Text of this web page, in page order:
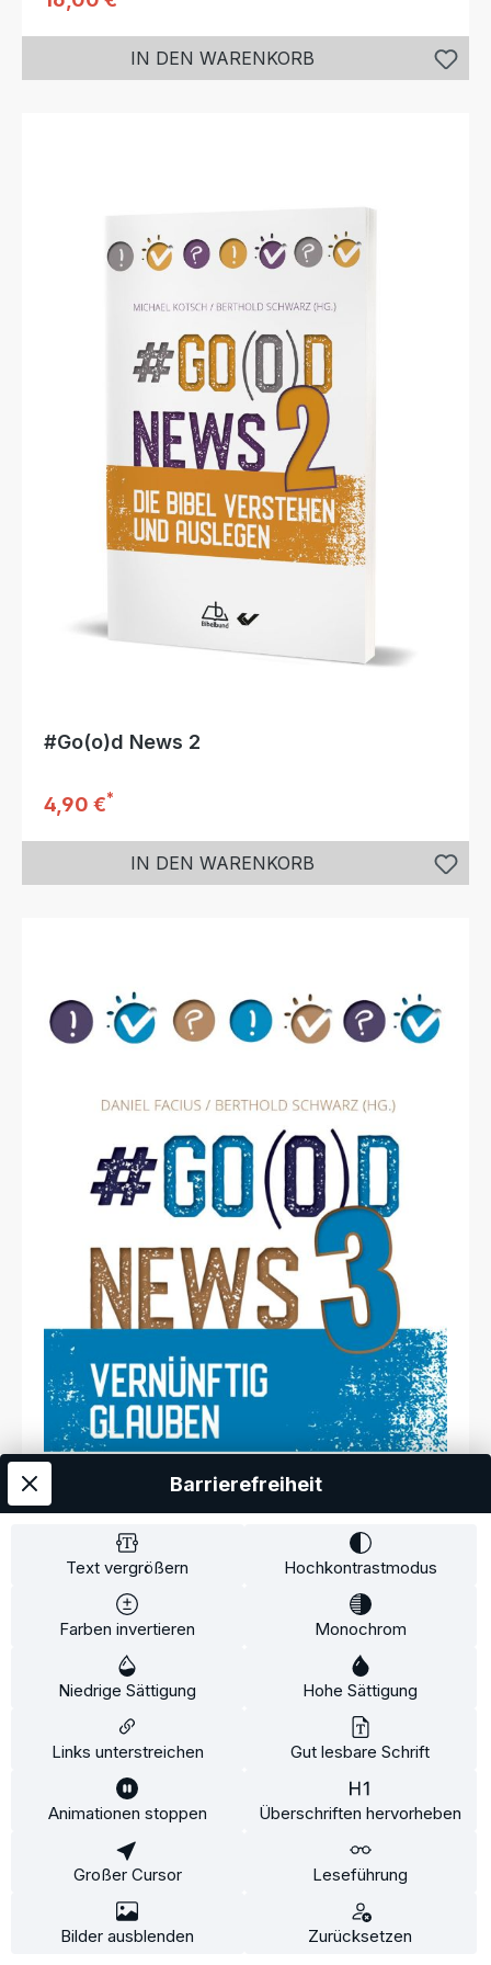
IN DEN WARENKORB
#Go(o)d News 2
Regulärer Preis:
4,90 €*
IN DEN WARENKORB
#Go(o)d News 3
Regulärer Preis:
5,90 €*
IN DEN WARENKORB
Text vergrößern Hochkontrastmodus
Farben invertieren Monochrom
Niedrige Sättigung Hohe Sättigung
Links unterstreichen Gut lesbare Schrift
Animationen stoppen Überschriften hervorheben
Großer Cursor Leseführung
Bilder ausblenden Zurücksetzen
Barrierefreiheit
Diese Website verwendet Cookies, um eine bestmögliche
Erfahrung bieten zu können.
Mehr Informationen ...
Nur technisch notwendige
Alle Cookies akzeptieren